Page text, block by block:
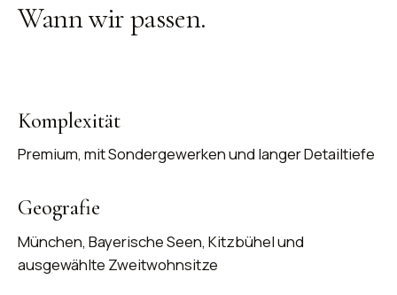
Wann wirpassen.
Komplexität
Premium, mit Sondergewerken und langer Detailtiefe
Geografie
München, Bayerische Seen, Kitzbühel und
ausgewählte Zweitwohnsitze